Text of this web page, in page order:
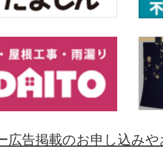
広告掲載のお申し込み